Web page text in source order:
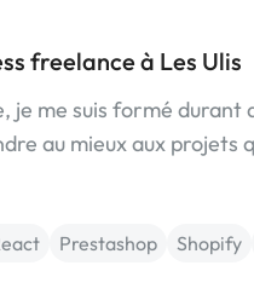
freelance à Les Ulis
je me suis formé durant
au mieux aux projets
Prestashop Shopify